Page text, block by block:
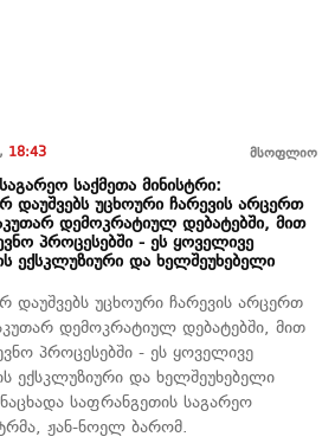
18:43 მსოფლიო
საქმეთა მინისტრი:
დაუშვებს უცხოური ჩარევის არცერთ
დემოკრატიულ დებატებში, მით
პროცესებში - ეს ყოველივე
ექსკლუზიური და ხელშეუხებელი
დაუშვებს უცხოური ჩარევის არცერთ
დემოკრატიულ დებატებში, მით
პროცესებში - ეს ყოველივე
ექსკლუზიური და ხელშეუხებელი
საფრანგეთის საგარეო
ჟან-ნოელ ბარომ.